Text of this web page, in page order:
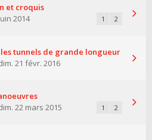
et croquis
2014 1 2
tunnels de grande longueur
21 févr. 2016
22 mars 2015 1 2